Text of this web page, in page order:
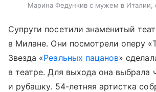
Марина Федункив с мужем в Италии,
Супруги посетили знаменитый
в Милане. Они посмотрели оперу
Звезда «Реальных пацанов»
в театре. Для выхода она выбрала
и рубашку. 54-летняя артистка